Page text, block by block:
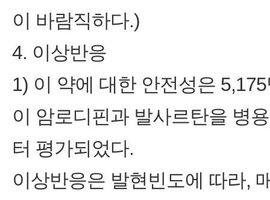
이 바람직하다.)
4. 이상반응
1) 이 약에 대한 안전성은
이 암로디핀과 발사르탄을 병
터 평가되었다.
이상반응은 발현빈도에 따라,